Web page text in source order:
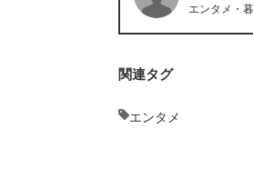
エンタメ・
関連タグ
エンタメ